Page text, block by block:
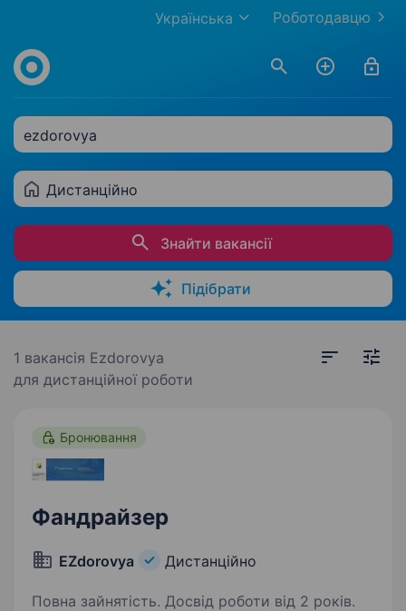
Роботодавцю
Українська
ezdorovya
Дистанційно
Знайти вакансії
Підібрати
1 вакансія Ezdorovya
для дистанційної роботи
Бронювання
Фандрайзер
EZdorovya Дистанційно
Повна зайнятість. Досвід роботи від 2 років.